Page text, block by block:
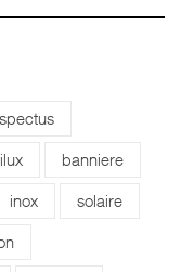
banniere
inox solaire